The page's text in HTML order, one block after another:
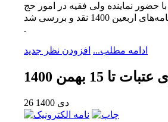
حضور نماینده ولی فقیه در امور حج
و زیارت برنامه‌های اربعین 1400 نقد و بررسی شد
.
ادامه مطلب... افزودن نظر جدید
تا 15 بهمن 1400
26 دی 1400